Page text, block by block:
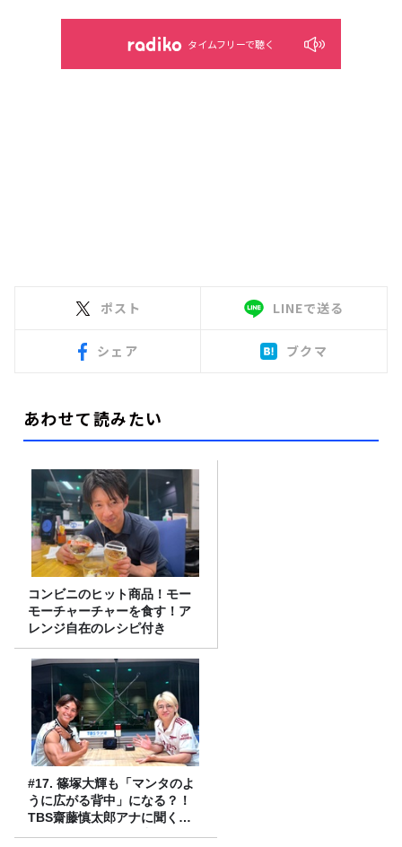
タイムフリーで聴く
ポスト LINEで送る
シェア ブクマ
あわせて読みたい
コンビニのヒット商品！モー
モーチャーチャーを食す！ア
レンジ自在のレシピ付き
#17. 篠塚大輝も「マンタのよ
うに広がる背中」になる？！
TBS齋藤慎太郎アナに聞くメ
ンズフィジークの魅力！！